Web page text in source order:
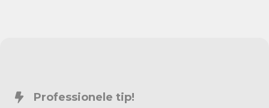
Professionele tip!